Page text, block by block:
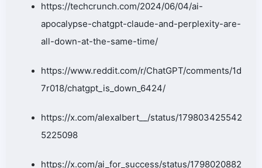
https://techcrunch.com/2024/06/04/ai-
apocalypse-chatgpt-claude-and-perplexity-are-
all-down-at-the-same-time/
https://www.reddit.com/r/ChatGPT/comments/1d
7r018/chatgpt_is_down_6424/
https://x.com/alexalbert__/status/179803425542
5225098
https://x.com/ai_for_success/status/1798020882